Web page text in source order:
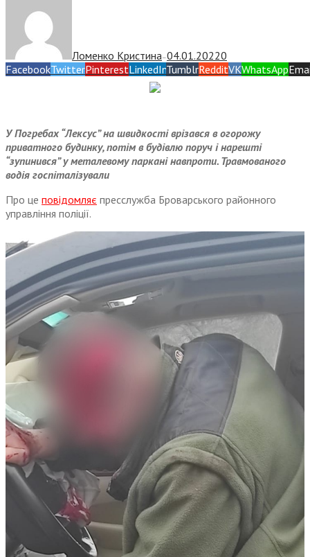
Ломенко Кристина—04.01.20220
FacebookTwitterPinterestLinkedInTumblrRedditVKWhatsApp
У Погребах “Лексус” на швидкості врізався в огорожу
приватного будинку, потім в будівлю поруч і нарешті
“зупинився” у металевому паркані навпроти. Травмованого
водія госпіталізували
Про це повідомляє пресслужба Броварського районного
управління поліції.